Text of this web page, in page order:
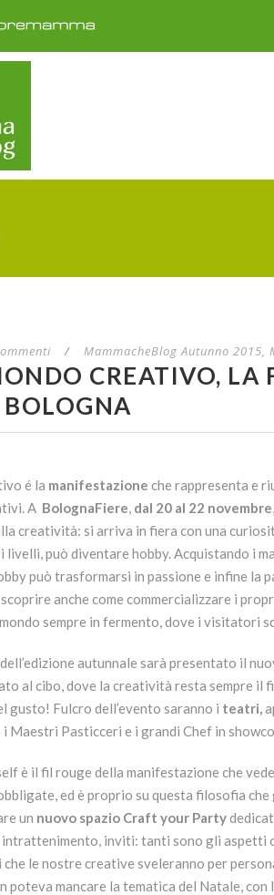
/ MammacheBlog Autunno 2015,
CREATIVO, LA
é la manifestazione che rappresenta e
A BolognaFiere, dal 20 al 22 novembre
creatività: si arriva in fiera con una
può diventare hobby. Acquistando i
può trasformarsi in passione e infine la
anche come commercializzare i
sempre in fermento, dove i visitatori
autunnale sarà presentato il
al cibo, dove la creatività resta sempre il
gusto! Fulcro dell’evento saranno i teatri,
Maestri Pasticceri e i grandi Chef in
è il fil rouge della manifestazione che
ed è proprio su questa filosofia che
un nuovo spazio Craft your Party
inviti: tanti sono gli aspetti
le nostre creative sveleranno per
poteva mancare la tematica del Natale,